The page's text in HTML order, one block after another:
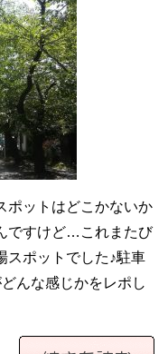
ポットはどこかないか
ですけど…これまたび
スポットでした♪駐車
んな感じかをレポし